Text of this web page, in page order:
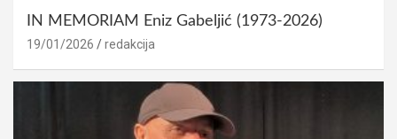
IN MEMORIAM Eniz Gabeljić (1973-2026)
19/01/2026 redakcija